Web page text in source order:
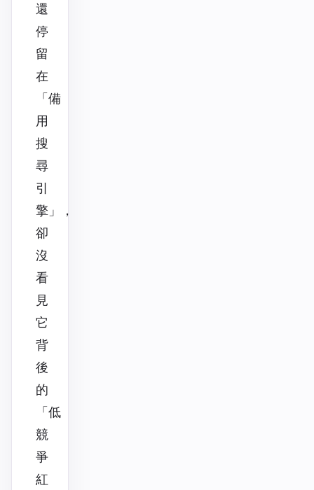
還
停
留
在
「備
用
搜
尋
引
擎」，
卻
沒
看
見
它
背
後
的
「低
競
爭
紅